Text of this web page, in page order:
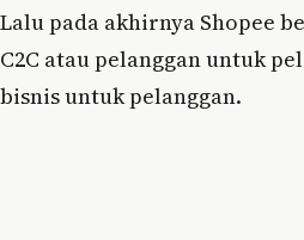
Lalu pada akhirnya Shopee
C2C atau pelanggan untuk
bisnis untuk pelanggan.